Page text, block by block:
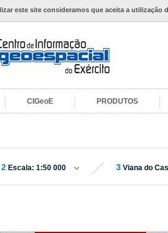
este site consideramos que aceita a utilização
CIGeoE PRODUTOS
2 Escala: 1:50 000 3 Viana do